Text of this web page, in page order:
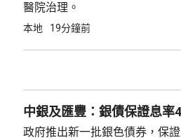
醫院治理。
本地 19分鐘前
中銀及匯豐：銀債保證息率
政府推出新一批銀色債券，保證息率